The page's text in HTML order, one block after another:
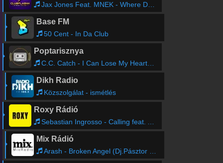
Jax Jones Feat. MNEK - Where Did You Go?
Base FM
50 Cent - In Da Club
Poptarisznya
C.C. Catch - I Can Lose My Heart Tonight
Dikh Radio
Közszolgálat - ismétlés
Roxy Rádió
Sebastian Ingrosso - Calling feat. Alesso
Mix Rádió
Arash - Broken Angel (Dj.Pásztor Bootleg)